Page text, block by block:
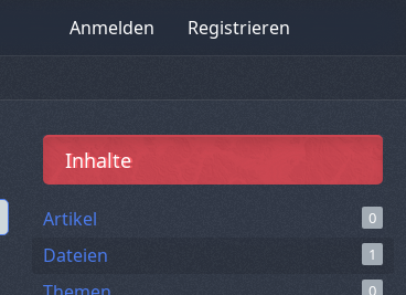
Anmelden Registrieren
Inhalte
Artikel 0
Dateien 1
0